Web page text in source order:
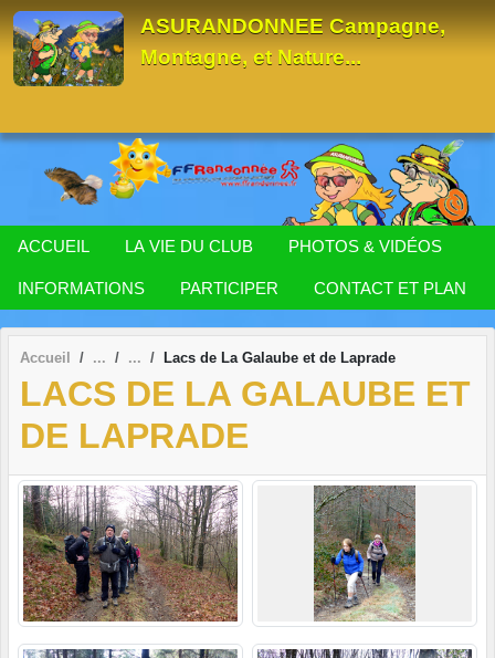
ASURANDONNEE Campagne,
Montagne, et Nature...
ACCUEIL LA VIE DU CLUB PHOTOS & VIDÉOS
INFORMATIONS PARTICIPER CONTACT ET PLAN
Accueil Lacs de La Galaube et de Laprade
LACS DE LA GALAUBE ET
DE LAPRADE
Panneau de gestion des cookies